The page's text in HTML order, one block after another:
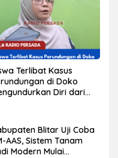
Terlibat Kasus
di Doko
Diri dari
Blitar Uji Coba
AAS, Sistem Tanam
Modern Mulai